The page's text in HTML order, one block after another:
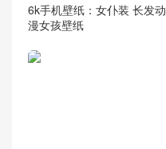
6k手机壁纸：女仆装 长发动
漫女孩壁纸